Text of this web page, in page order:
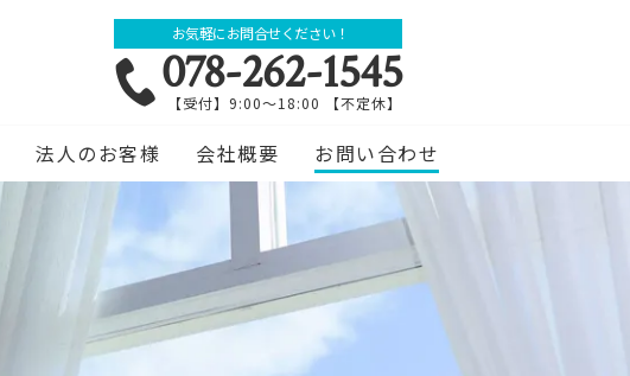
お気軽にお問合せください！
078-262-1545
【受付】9:00～18:00 【不定休】
法人のお客様 会社概要 お問い合わせ